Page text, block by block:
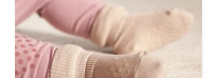
Valikuid
saab
teha
tootelehel.